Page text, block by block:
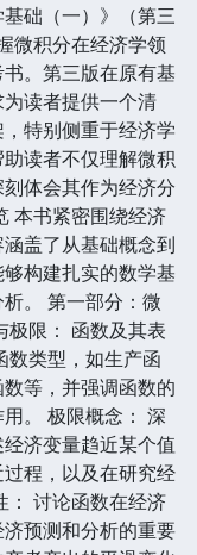
础（一）》（第三
微积分在经济学领
。第三版在原有基
读者提供一个清
特别侧重于经济学
读者不仅理解微积
体会其作为经济分
本书紧密围绕经济
盖了从基础概念到
构建扎实的数学基
。 第一部分：微
极限： 函数及其表
数类型，如生产函
等，并强调函数的
。 极限概念： 深
济变量趋近某个值
程，以及在研究经
： 讨论函数在经济
预测和分析的重要